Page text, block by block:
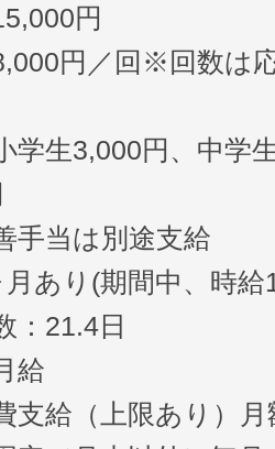
円
円／回※回数は
学生3,000円、中学
手当は別途支給
あり(期間中、時給
：21.4日
給
支給（上限あり）